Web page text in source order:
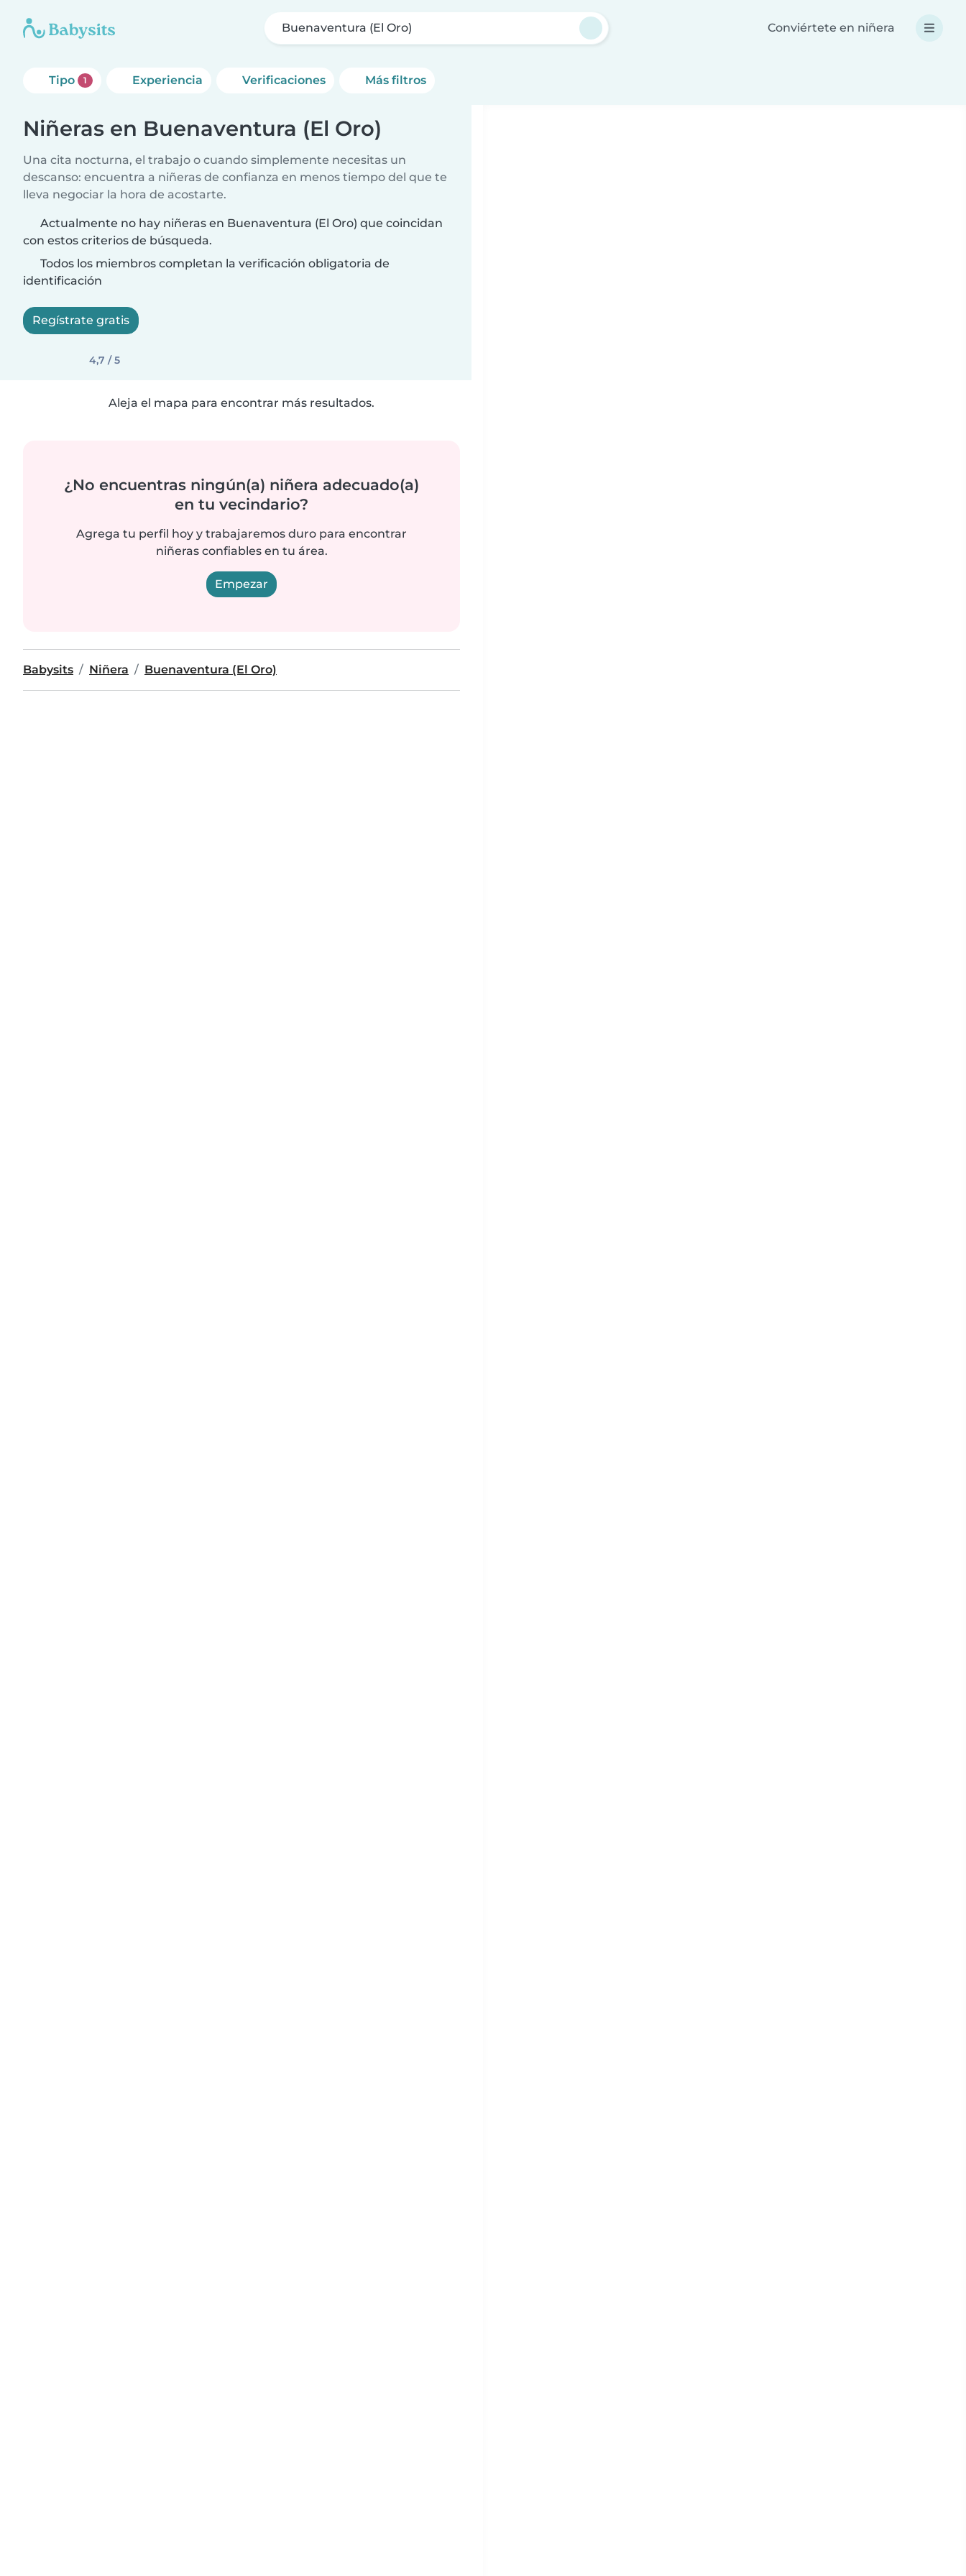
Buenaventura (El Oro) Conviértete en niñera
Tipo 1 Experiencia Verificaciones Más filtros
Niñeras en Buenaventura (El Oro)
Una cita nocturna, el trabajo o cuando simplemente necesitas un
descanso: encuentra a niñeras de confianza en menos tiempo del que te
lleva negociar la hora de acostarte.
Actualmente no hay niñeras en Buenaventura (El Oro) que coincidan
con estos criterios de búsqueda.
Todos los miembros completan la verificación obligatoria de
identificación
Regístrate gratis
4,7 / 5
Aleja el mapa para encontrar más resultados.
¿No encuentras ningún(a) niñera adecuado(a)
en tu vecindario?
Agrega tu perfil hoy y trabajaremos duro para encontrar
niñeras confiables en tu área.
Empezar
Babysits Niñera Buenaventura (El Oro)